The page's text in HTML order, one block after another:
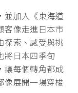
並加入《東海道
客像走進日本市
探索、感受與挑
將日本四季旬
讓每個轉角都成
像展開一場穿梭